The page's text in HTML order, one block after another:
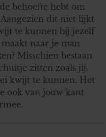
behoefte hebt om
dit niet lijkt
te kunnen bij jezelf
naar je man
Misschien bestaan
zitten zoals jij.
kwijt te kunnen. Het
ook van jouw kant